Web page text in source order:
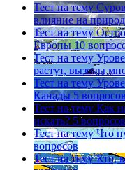
Тест на тему
влияние на
Тест на тему
Европы 10
Тест на тему
растут, вызовы
Тест на тему
Канады 5 вопросов
Тест на тему Как
искать? 5 вопросов
Тест на тему Что
вопросов
Тест на тему Кто,